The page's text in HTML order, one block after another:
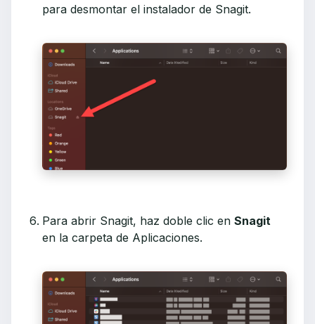
para desmontar el instalador de Snagit.
Para abrir Snagit, haz doble clic en Snagit
en la carpeta de Aplicaciones.